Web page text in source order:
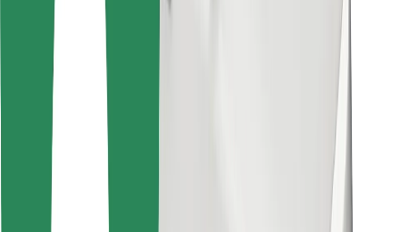
Raskite savo mėgstamą maistą!